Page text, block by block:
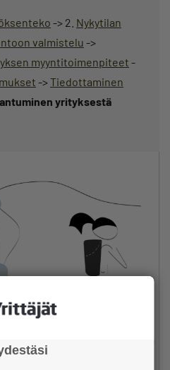
-> 2. Nykytilan
valmistelu ->
myyntitoimenpiteet -
->Tiedottaminen
yrityksestä